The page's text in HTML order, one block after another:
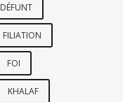
DÉFUNT
FILIATION
FOI
KHALAF